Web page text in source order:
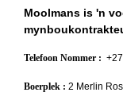
Moolmans is 'n
Telefoon Nommer :
Boerplek : 2 Merlin